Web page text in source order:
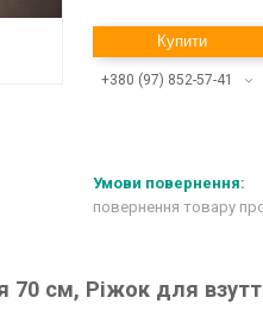
Купити
+380 (97) 852-57-41
повернення товару
70 см, Ріжок для